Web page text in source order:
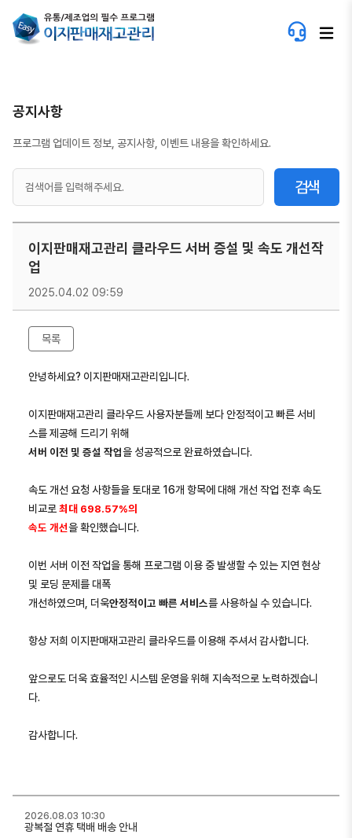
공지사항
프로그램 업데이트 정보, 공지사항, 이벤트 내용을 확인하세요.
검색
이지판매재고관리 클라우드 서버 증설 및 속도 개선작
업
2025.04.02 09:59
목록
안녕하세요? 이지판매재고관리입니다.
이지판매재고관리 클라우드 사용자분들께 보다 안정적이고 빠른 서비
스를 제공해 드리기 위해
서버 이전 및 증설 작업을 성공적으로 완료하였습니다.
속도 개선 요청 사항들을 토대로 16개 항목에 대해 개선 작업 전후 속도
비교로 최대 698.57%의
속도 개선을 확인했습니다.
이번 서버 이전 작업을 통해 프로그램 이용 중 발생할 수 있는 지연 현상
및 로딩 문제를 대폭
개선하였으며, 더욱안정적이고 빠른 서비스를 사용하실 수 있습니다.
항상 저희 이지판매재고관리 클라우드를 이용해 주셔서 감사합니다.
앞으로도 더욱 효율적인 시스템 운영을 위해 지속적으로 노력하겠습니
다.
감사합니다.
광복절 연휴 택배 배송 안내
2026.08.03 10:30